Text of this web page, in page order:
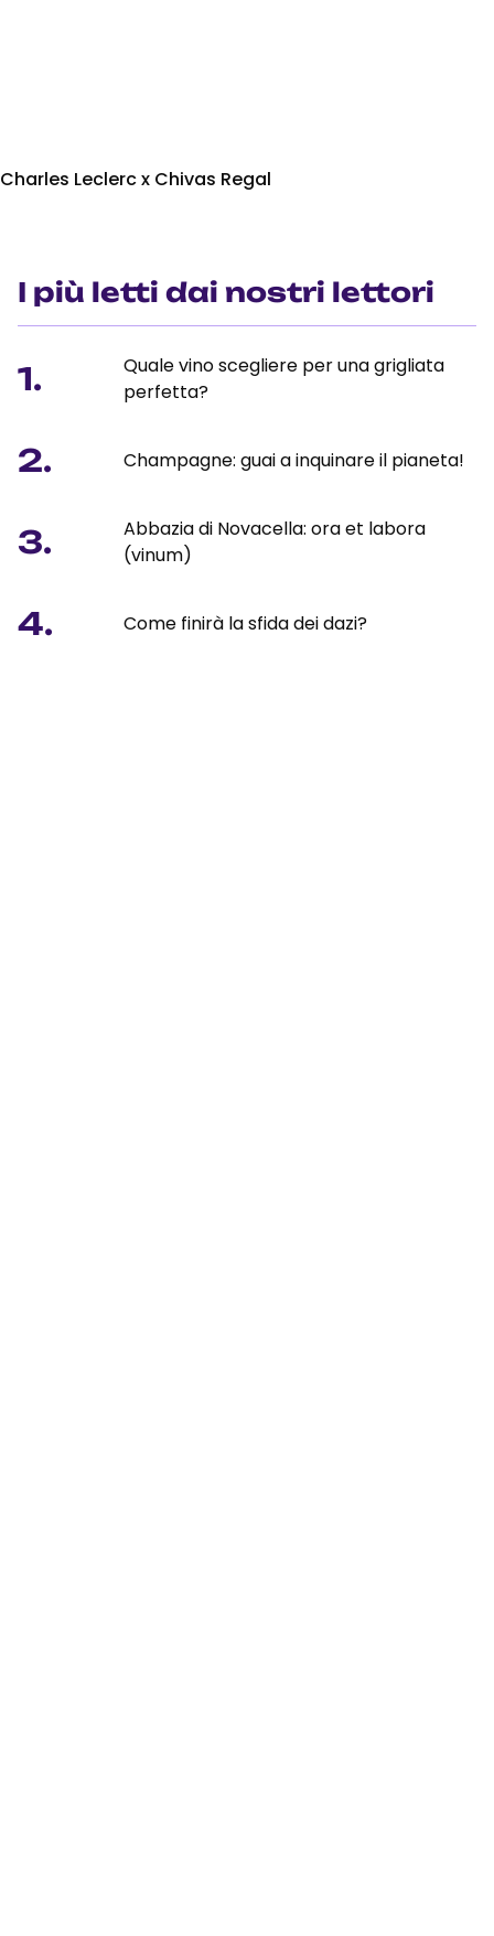
Charles Leclerc x Chivas Regal
I più letti dai nostri lettori
1.
Quale vino scegliere per una grigliata
perfetta?
2. Champagne: guai a inquinare il pianeta!
3.
Abbazia di Novacella: ora et labora
(vinum)
4. Come finirà la sfida dei dazi?